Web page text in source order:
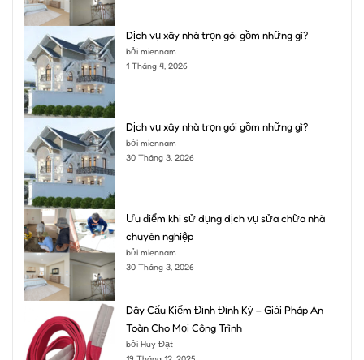
Dịch vụ xây nhà trọn gói gồm những gì?
bởi miennam
1 Tháng 4, 2026
Dịch vụ xây nhà trọn gói gồm những gì?
bởi miennam
30 Tháng 3, 2026
Ưu điểm khi sử dụng dịch vụ sửa chữa nhà
chuyên nghiệp
bởi miennam
30 Tháng 3, 2026
Dây Cẩu Kiểm Định Định Kỳ – Giải Pháp An
Toàn Cho Mọi Công Trình
bởi Huy Đạt